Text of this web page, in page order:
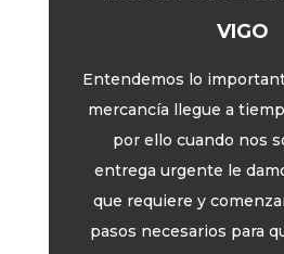
VIGO
Entendemos lo
mercancía llegue a
por ello cuando nos
entrega urgente le
que requiere y
pasos necesarios para